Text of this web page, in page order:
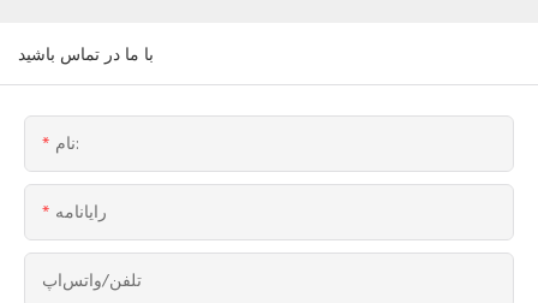
با ما در تماس باشید
نام:
رایانامه
تلفن/واتس‌اپ